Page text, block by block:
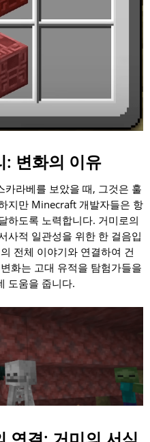
: 변화의 이유
라베를 보았을 때, 그것은 훌
지만 Minecraft 개발자들은 항
하도록 노력합니다. 거미로의
사적 일관성을 위한 한 걸음입
전체 이야기와 연결하여 건
화는 고대 유적을 탐험가들을
도움을 줍니다.